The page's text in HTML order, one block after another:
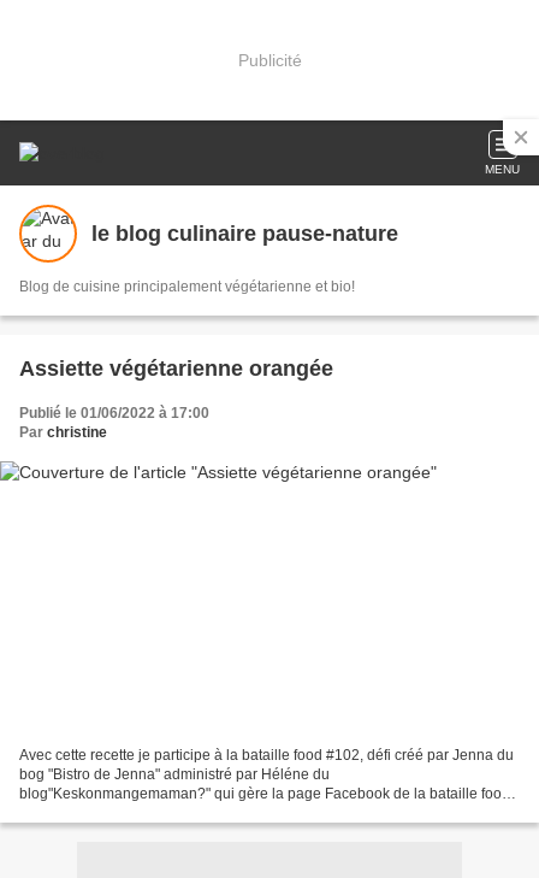
Publicité
MENU
le blog culinaire pause-nature
Blog de cuisine principalement végétarienne et bio!
Assiette végétarienne orangée
Publié le 01/06/2022 à 17:00
Par christine
Avec cette recette je participe à la bataille food #102, défi créé par Jenna du
bog "Bistro de Jenna" administré par Héléne du
blog"Keskonmangemaman?" qui gère la page Facebook de la bataille food.